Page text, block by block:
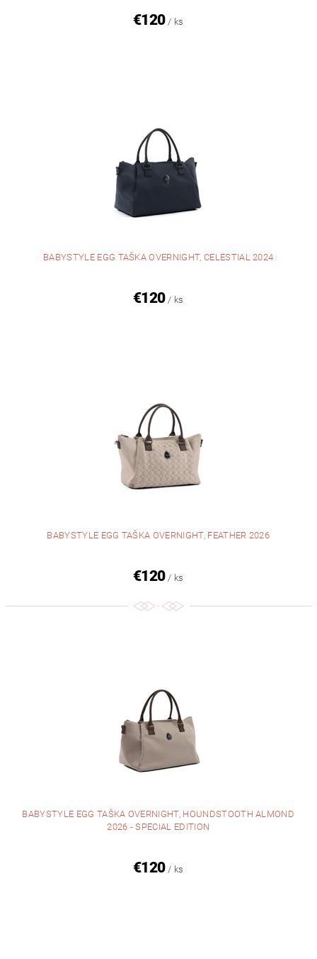
€120 / ks
BABYSTYLE EGG TAŠKA OVERNIGHT, CELESTIAL 2024
€120 / ks
BABYSTYLE EGG TAŠKA OVERNIGHT, FEATHER 2026
€120 / ks
BABYSTYLE EGG TAŠKA OVERNIGHT, HOUNDSTOOTH ALMOND
2026 - SPECIAL EDITION
€120 / ks